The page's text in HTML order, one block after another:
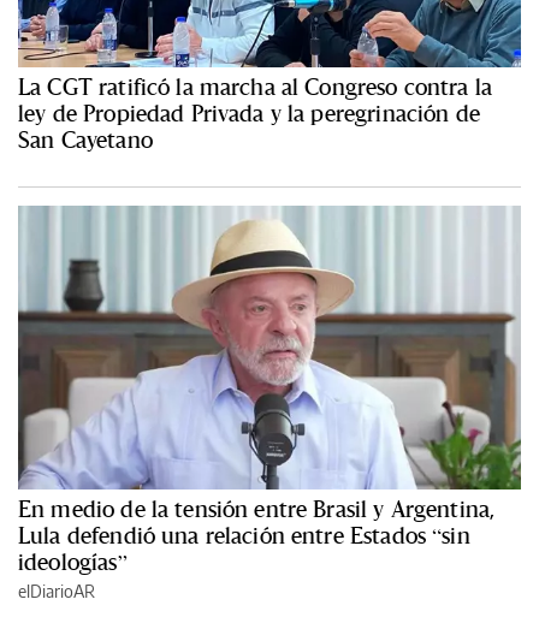
La CGT ratificó la marcha al Congreso contra la
ley de Propiedad Privada y la peregrinación de
San Cayetano
En medio de la tensión entre Brasil y Argentina,
Lula defendió una relación entre Estados “sin
ideologías”
elDiarioAR